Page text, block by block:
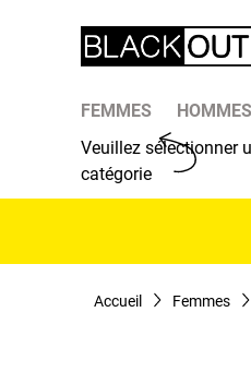
FEMMES
HOMMES
Veuillez sélectionner
catégorie
Accueil Femmes